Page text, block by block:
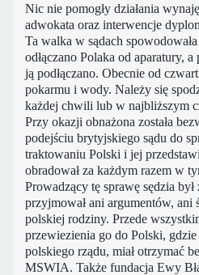
Nic nie pomogły działania
adwokata oraz interwencje
Ta walka w sądach
odłączano Polaka od aparatury,
ją podłączano. Obecnie od
pokarmu i wody. Należy się
każdej chwili lub w najbliższym
Przy okazji obnażona została
podejściu brytyjskiego sądu do
traktowaniu Polski i jej
obradował za każdym razem w
Prowadzący tę sprawę sędzia był
przyjmował ani argumentów, ani
polskiej rodziny. Przede
przewiezienia go do Polski,
polskiego rządu, miał otrzymać
MSWIA. Także fundacja Ewy